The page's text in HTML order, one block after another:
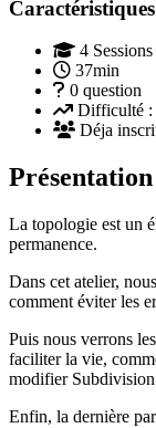
4 Sessions
37min
0 question
Difficulté :
Déja
La topologie est un
permanence.
Dans cet atelier,
comment éviter les
Puis nous verrons
faciliter la vie,
modifier
Enfin, la dernière